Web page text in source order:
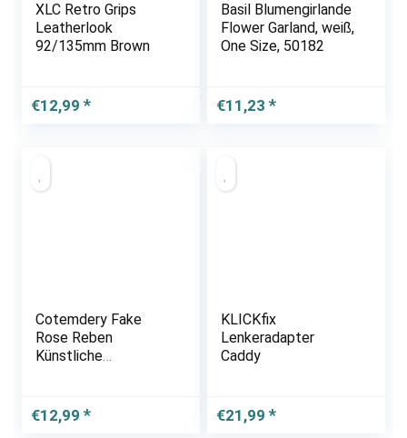
XLC Retro Grips
Leatherlook
92/135mm Brown
€12,99
Basil Blumengirlande
Flower Garland, weiß,
One Size, 50182
€11,23
Cotemdery Fake
Rose Reben
Künstliche
Garlands Arch Floral
Dekoration für Home
€12,99
KLICKfix
Lenkeradapter
Caddy
€21,99